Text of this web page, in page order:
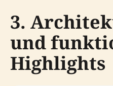
3.
und
Highlights